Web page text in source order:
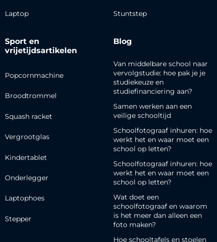
Laptop Stuntstep
Sport en
vrijetijdsartikelen
Popcornmachine
Broodtrommel
Squash racket
Vergrootglas
Kindertablet
Onderlegger
Laptophoes
Stepper
Blog
Van middelbare school naar
vervolgstudie: hoe pak je je
studiekeuze en
studiefinanciering aan?
Samen werken aan een
veilige schooltijd
Schoolfotograaf inhuren: hoe
werkt het en waar moet een
school op letten?
Schoolfotograaf inhuren: hoe
werkt het en waar moet een
school op letten?
Wat doet een
schoolfotograaf en waarom
is het meer dan alleen een
foto maken?
Hoe schooltafels en stoelen